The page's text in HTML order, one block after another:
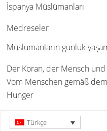
İspanya Müslümanları
Medreseler
Müslümanların günlük
Der Koran, der Mensch
Vom Menschen gemäß
Hunger
Türkçe